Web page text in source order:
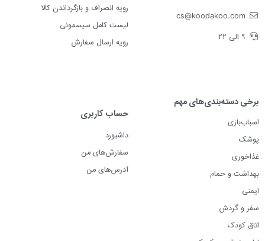
cs@koodakoo.com
۹ الی ۲۲
رویه انصراف و بازگرداندن کالا
لیست کامل سیسمونی
رویه ارسال سفارش
برخی دسته‌بندی‌های مهم
اسباب‌بازی
پوشک
غذاخوری
بهداشت و حمام
ایمنی
سفر و گردش
اتاق کودک
حساب کاربری
داشبورد
سفارش‌های من
آدرس‌های من